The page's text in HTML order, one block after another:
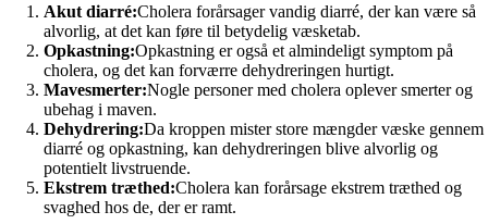
Akut diarré:Cholera forårsager vandig diarré, der kan være så
alvorlig, at det kan føre til betydelig væsketab.
Opkastning:Opkastning er også et almindeligt symptom på
cholera, og det kan forværre dehydreringen hurtigt.
Mavesmerter:Nogle personer med cholera oplever smerter og
ubehag i maven.
Dehydrering:Da kroppen mister store mængder væske gennem
diarré og opkastning, kan dehydreringen blive alvorlig og
potentielt livstruende.
Ekstrem træthed:Cholera kan forårsage ekstrem træthed og
svaghed hos de, der er ramt.